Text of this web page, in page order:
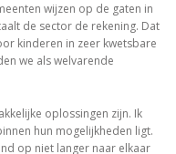
wijzen op de gaten in
de sector de rekening. Dat
kinderen in zeer kwetsbare
we als welvarende
oplossingen zijn. Ik
hun mogelijkheden ligt.
op niet langer naar elkaar